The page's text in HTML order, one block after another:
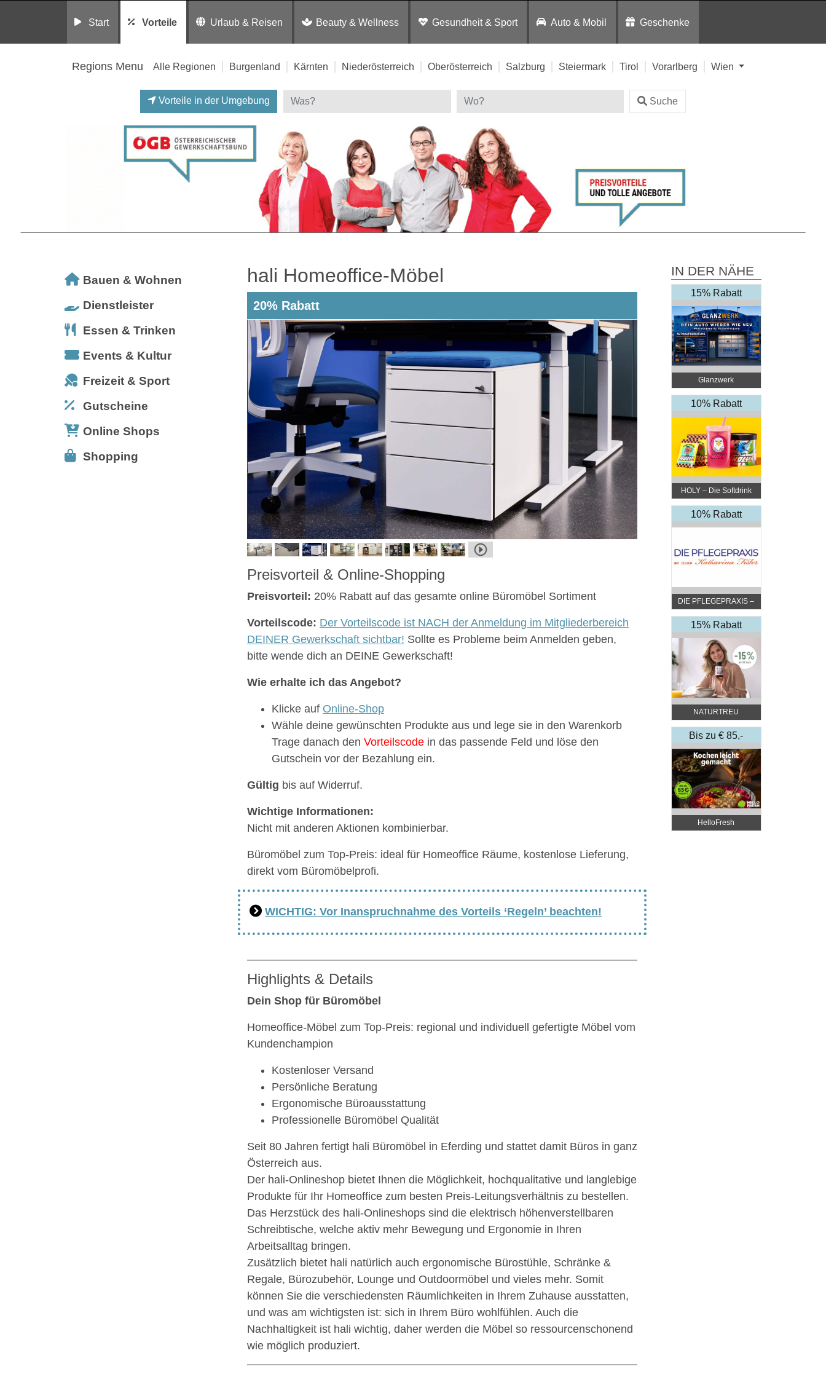
Start Vorteile Urlaub & Reisen Beauty & Wellness Gesundheit & Sport Auto & Mobil Geschenke
Regions Menu Alle Regionen Burgenland Kärnten Niederösterreich Oberösterreich Salzburg Steiermark Tirol Vorarlberg Wien
Vorteile in der Umgebung Suche
Bauen & Wohnen
Dienstleister
Essen & Trinken
Events & Kultur
Freizeit & Sport
Gutscheine
Online Shops
Shopping
hali Homeoffice-Möbel
20% Rabatt
Preisvorteil & Online-Shopping
Preisvorteil: 20% Rabatt auf das gesamte online Büromöbel Sortiment
Vorteilscode: Der Vorteilscode ist NACH der Anmeldung im Mitgliederbereich
DEINER Gewerkschaft sichtbar! Sollte es Probleme beim Anmelden geben,
bitte wende dich an DEINE Gewerkschaft!
Wie erhalte ich das Angebot?
Klicke auf Online-Shop
Wähle deine gewünschten Produkte aus und lege sie in den Warenkorb
Trage danach den Vorteilscode in das passende Feld und löse den
Gutschein vor der Bezahlung ein.
Gültig bis auf Widerruf.
Wichtige Informationen:
Nicht mit anderen Aktionen kombinierbar.
Büromöbel zum Top-Preis: ideal für Homeoffice Räume, kostenlose Lieferung,
direkt vom Büromöbelprofi.
WICHTIG: Vor Inanspruchnahme des Vorteils ‘Regeln’ beachten!
Highlights & Details
Dein Shop für Büromöbel
Homeoffice-Möbel zum Top-Preis: regional und individuell gefertigte Möbel vom
Kundenchampion
Kostenloser Versand
Persönliche Beratung
Ergonomische Büroausstattung
Professionelle Büromöbel Qualität
Seit 80 Jahren fertigt hali Büromöbel in Eferding und stattet damit Büros in ganz
Österreich aus.
Der hali-Onlineshop bietet Ihnen die Möglichkeit, hochqualitative und langlebige
Produkte für Ihr Homeoffice zum besten Preis-Leitungsverhältnis zu bestellen.
Das Herzstück des hali-Onlineshops sind die elektrisch höhenverstellbaren
Schreibtische, welche aktiv mehr Bewegung und Ergonomie in Ihren
Arbeitsalltag bringen.
Zusätzlich bietet hali natürlich auch ergonomische Bürostühle, Schränke &
Regale, Bürozubehör, Lounge und Outdoormöbel und vieles mehr. Somit
können Sie die verschiedensten Räumlichkeiten in Ihrem Zuhause ausstatten,
und was am wichtigsten ist: sich in Ihrem Büro wohlfühlen. Auch die
Nachhaltigkeit ist hali wichtig, daher werden die Möbel so ressourcenschonend
wie möglich produziert.
IN DER NÄHE
15% Rabatt
Glanzwerk
Autoreinigung
10% Rabatt
HOLY – Die Softdrink
Revolution
10% Rabatt
DIE PFLEGEPRAXIS –
by DGKP Katharina
Fister
15% Rabatt
NATURTREU
Bis zu € 85,-
Rabatt
HelloFresh